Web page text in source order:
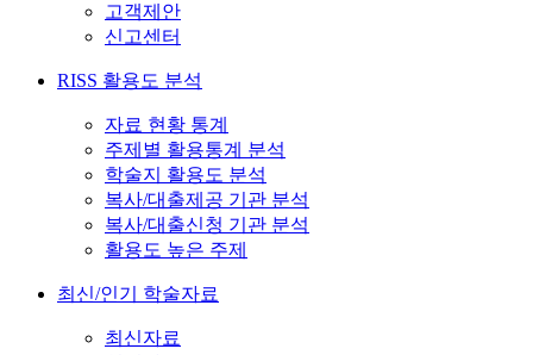
고객제안
신고센터
RISS 활용도 분석
자료 현황 통계
주제별 활용통계 분석
학술지 활용도 분석
복사/대출제공 기관 분석
복사/대출신청 기관 분석
활용도 높은 주제
최신/인기 학술자료
최신자료